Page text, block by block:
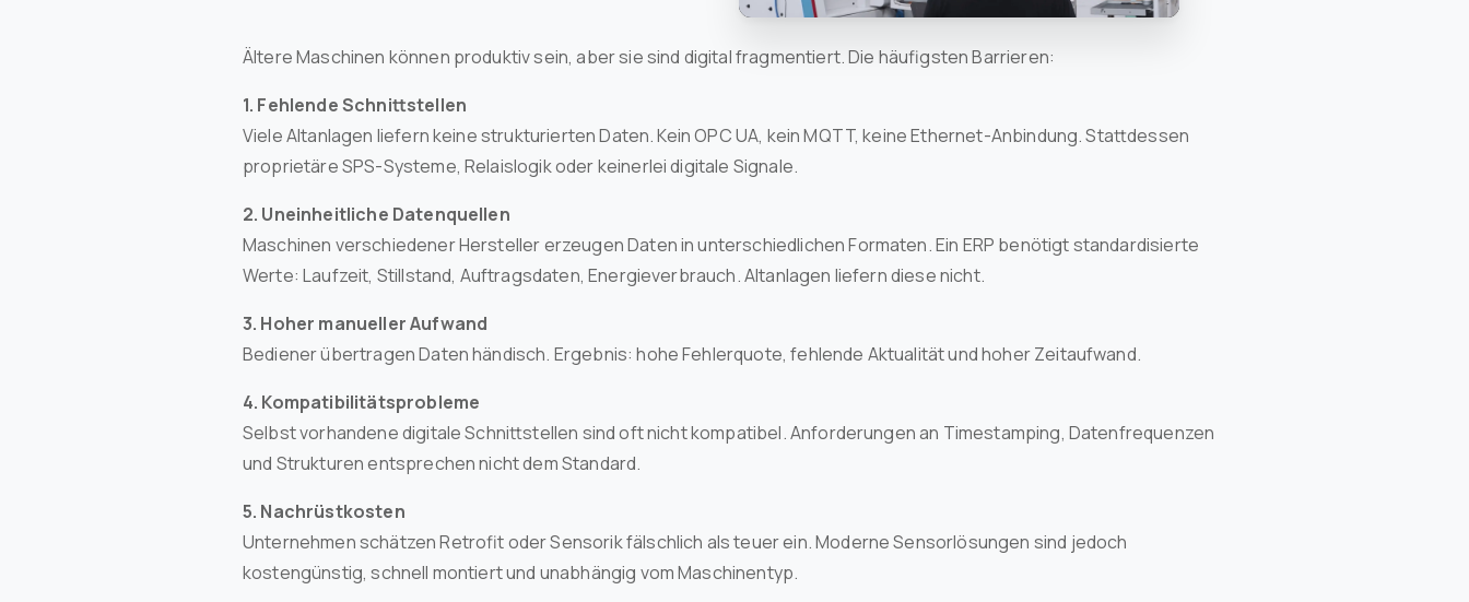
Ältere Maschinen können produktiv sein, aber sie sind digital fragmentiert. Die häufigsten Barrieren:
1. Fehlende Schnittstellen
Viele Altanlagen liefern keine strukturierten Daten. Kein OPC UA, kein MQTT, keine Ethernet-Anbindung. Stattdessen
proprietäre SPS-Systeme, Relaislogik oder keinerlei digitale Signale.
2. Uneinheitliche Datenquellen
Maschinen verschiedener Hersteller erzeugen Daten in unterschiedlichen Formaten. Ein ERP benötigt standardisierte
Werte: Laufzeit, Stillstand, Auftragsdaten, Energieverbrauch. Altanlagen liefern diese nicht.
3. Hoher manueller Aufwand
Bediener übertragen Daten händisch. Ergebnis: hohe Fehlerquote, fehlende Aktualität und hoher Zeitaufwand.
4. Kompatibilitätsprobleme
Selbst vorhandene digitale Schnittstellen sind oft nicht kompatibel. Anforderungen an Timestamping, Datenfrequenzen
und Strukturen entsprechen nicht dem Standard.
5. Nachrüstkosten
Unternehmen schätzen Retrofit oder Sensorik fälschlich als teuer ein. Moderne Sensorlösungen sind jedoch
kostengünstig, schnell montiert und unabhängig vom Maschinentyp.